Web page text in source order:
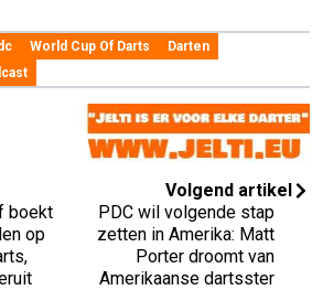
World Cup Of Darts
Darten
boekt
op
Volgend artikel
PDC wil volgende stap
zetten in Amerika: Matt
Porter droomt van
Amerikaanse dartsster